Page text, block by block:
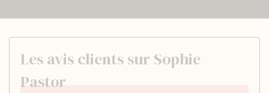
Les avis clients sur Sophie
Pastor